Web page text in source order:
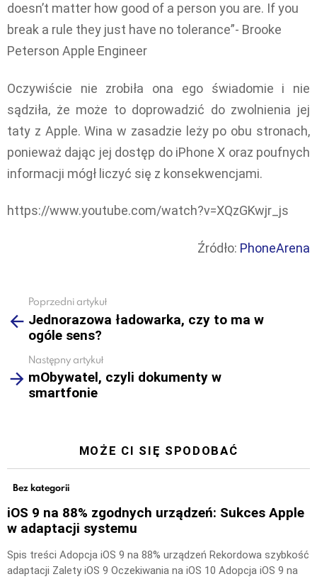
doesn’t matter how good of a person you are. If you
break a rule they just have no tolerance”- Brooke
Peterson Apple Engineer
Oczywiście nie zrobiła ona ego świadomie i nie
sądziła, że może to doprowadzić do zwolnienia jej
taty z Apple. Wina w zasadzie leży po obu stronach,
ponieważ dając jej dostęp do iPhone X oraz poufnych
informacji mógł liczyć się z konsekwencjami.
https://www.youtube.com/watch?v=XQzGKwjr_js
Źródło: PhoneArena
more
Poprzedni artykuł
Jednorazowa ładowarka, czy to ma w
ogóle sens?
Następny artykuł
mObywatel, czyli dokumenty w
smartfonie
MOŻE CI SIĘ SPODOBAĆ
Bez kategorii
iOS 9 na 88% zgodnych urządzeń: Sukces Apple
w adaptacji systemu
Spis treści Adopcja iOS 9 na 88% urządzeń Rekordowa szybkość
adaptacji Zalety iOS 9 Oczekiwania na iOS 10 Adopcja iOS 9 na